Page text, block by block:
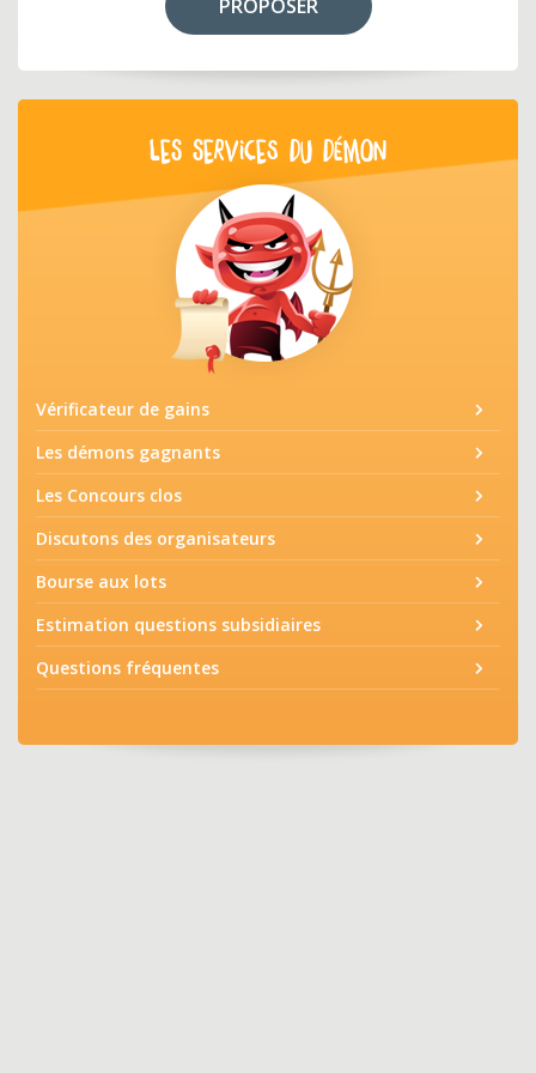
PROPOSER
LES SERVICES DU DÉMON
Vérificateur de gains
Les démons gagnants
Les Concours clos
Discutons des organisateurs
Bourse aux lots
Estimation questions subsidiaires
Questions fréquentes